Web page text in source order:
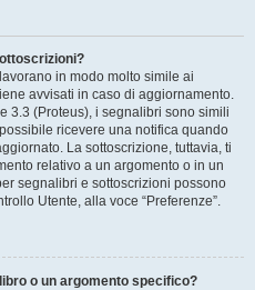
in modo molto simile ai
avvisati in caso di aggiornamento.
3.3 (Proteus), i segnalibri sono simili
ricevere una notifica quando
La sottoscrizione, tuttavia, ti
relativo a un argomento o in un
segnalibri e sottoscrizioni possono
Utente, alla voce “Preferenze”.
o un argomento specifico?